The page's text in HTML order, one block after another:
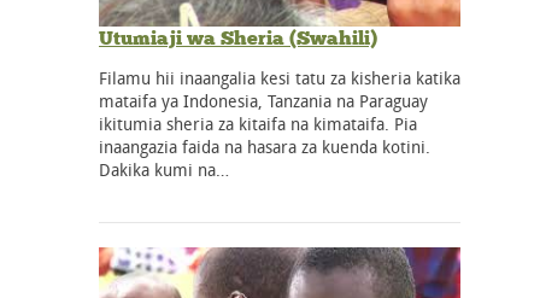
Utumiaji wa Sheria (Swahili)
Filamu hii inaangalia kesi tatu za kisheria katika
mataifa ya Indonesia, Tanzania na Paraguay
ikitumia sheria za kitaifa na kimataifa. Pia
inaangazia faida na hasara za kuenda kotini.
Dakika kumi na…